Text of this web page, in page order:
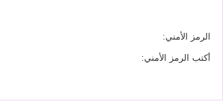
الرمز الأمني:
أكتب الرمز الأمني: